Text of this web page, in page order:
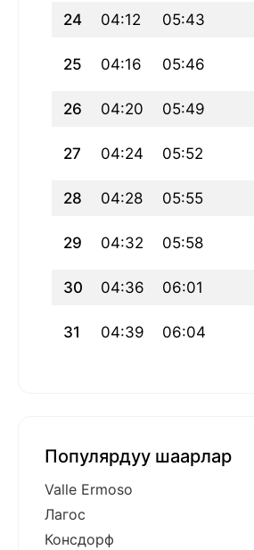
24 04:12 05:43
25 04:16 05:46
26 04:20 05:49
27 04:24 05:52
28 04:28 05:55
29 04:32 05:58
30 04:36 06:01
31 04:39 06:04
Популярдуу шаарлар
Valle Ermoso
Лагос
Консдорф